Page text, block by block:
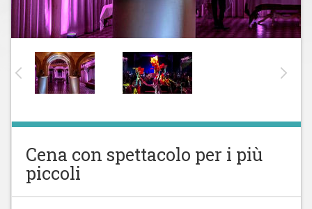
Cena con spettacolo per i più
piccoli